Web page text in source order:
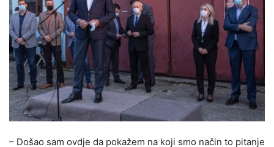
– Došao sam ovdje da pokažem na koji smo način to pitanje